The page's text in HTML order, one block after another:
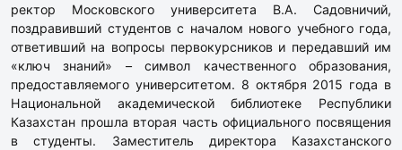
ректор Московского университета В.А. Садовничий,
поздравивший студентов с началом нового учебного года,
ответивший на вопросы первокурсников и передавший им
«ключ знаний» – символ качественного образования,
предоставляемого университетом. 8 октября 2015 года в
Национальной академической библиотеке Республики
Казахстан прошла вторая часть официального посвящения
в студенты. Заместитель директора Казахстанского